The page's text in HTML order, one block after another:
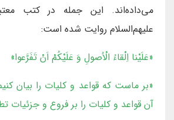
مى‌داده‌اند. اين جمله در كتب
علیهم‌السلام روايت شده است:
«عَلَيْنا اِلْقاءُ الْاُصولِ وَ عَلَيْكُمْ اَنْ تَفَرَّعوا»
«بر ماست كه قواعد و كليات را بيان
آن قواعد و كليات را بر فروع و جزئيات